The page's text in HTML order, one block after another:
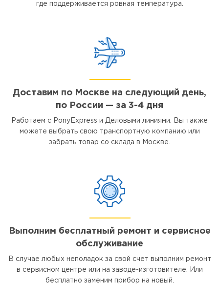
где поддерживается ровная температура.
Доставим по Москве на следующий день,
по России — за 3-4 дня
Работаем с PonyExpress и Деловыми линиями. Вы также
можете выбрать свою транспортную компанию или
забрать товар со склада в Москве.
Выполним бесплатный ремонт и сервисное
обслуживание
В случае любых неполадок за свой счет выполним ремонт
в сервисном центре или на заводе-изготовителе. Или
бесплатно заменим прибор на новый.